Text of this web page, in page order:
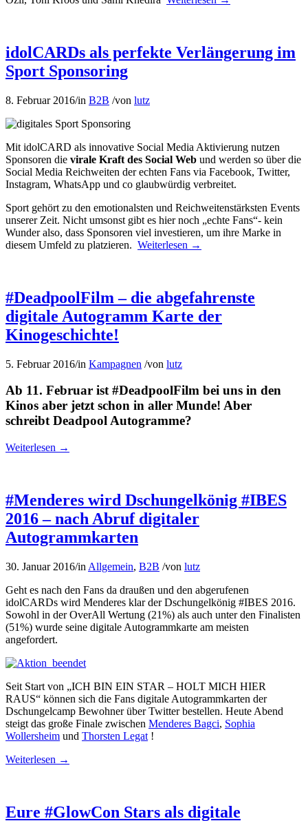
idolCARDs als perfekte Verlängerung im
Sport Sponsoring
8. Februar 2016/in B2B /von lutz
Mit idolCARD als innovative Social Media Aktivierung nutzen
Sponsoren die virale Kraft des Social Web und werden so über die
Social Media Reichweiten der echten Fans via Facebook, Twitter,
Instagram, WhatsApp und co glaubwürdig verbreitet.
Sport gehört zu den emotionalsten und Reichweitenstärksten Events
unserer Zeit. Nicht umsonst gibt es hier noch „echte Fans“- kein
Wunder also, dass Sponsoren viel investieren, um ihre Marke in
diesem Umfeld zu platzieren. Weiterlesen →
#DeadpoolFilm – die abgefahrenste
digitale Autogramm Karte der
Kinogeschichte!
5. Februar 2016/in Kampagnen /von lutz
Ab 11. Februar ist#DeadpoolFilm bei uns in den
Kinos aber jetzt schon in aller Munde! Aber
schreibt Deadpool Autogramme?
Weiterlesen →
#Menderes wird Dschungelkönig #IBES
2016 – nach Abruf digitaler
Autogrammkarten
30. Januar 2016/in Allgemein, B2B /von lutz
Geht es nach den Fans da draußen und den abgerufenen
idolCARDs wird Menderes klar der Dschungelkönig #IBES 2016.
Sowohl in der OverAll Wertung (21%) als auch unter den Finalisten
(51%) wurde seine digitale Autogrammkarte am meisten
angefordert.
Seit Start von „ICH BIN EIN STAR – HOLT MICH HIER
RAUS“ können sich die Fans digitale Autogrammkarten der
Dschungelcamp Bewohner über Twitter bestellen. Heute Abend
steigt das große Finale zwischen Menderes Bagci, Sophia
Wollersheim und Thorsten Legat !
Weiterlesen →
Eure #GlowCon Stars als digitale